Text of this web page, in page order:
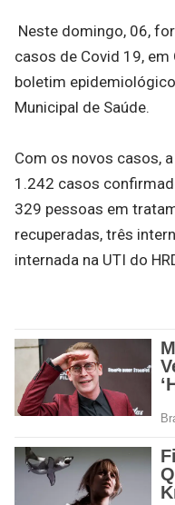
Neste domingo, 06,
casos de Covid 19,
boletim
Municipal de Saúde.
Com os novos casos,
1.242 casos
329 pessoas em
recuperadas, três
internada na UTI do